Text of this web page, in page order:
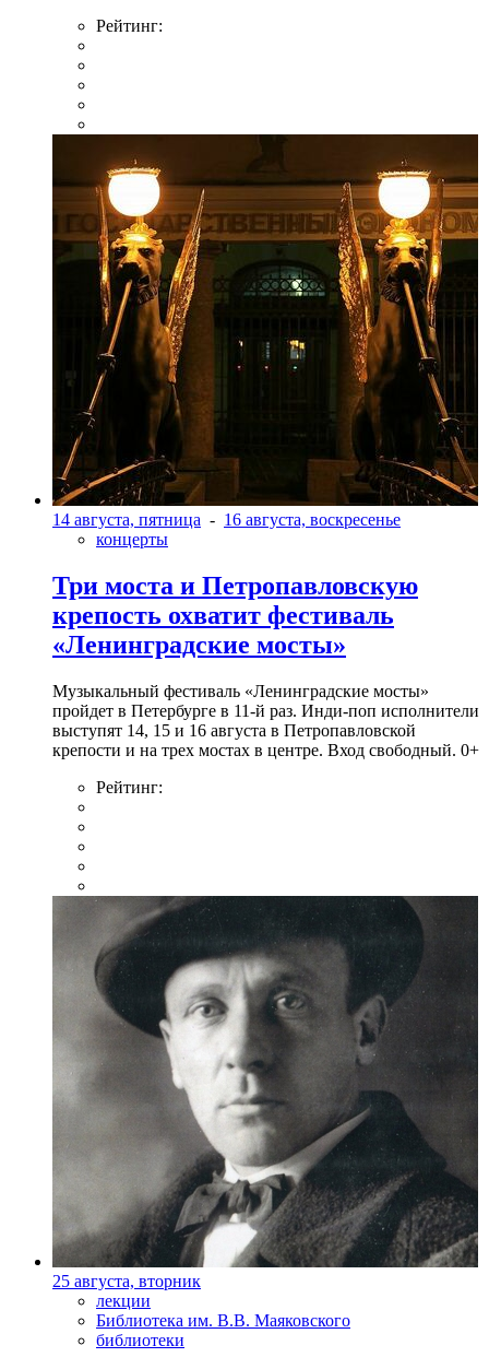
Рейтинг:
14 августа, пятница - 16 августа, воскресенье
концерты
Три моста и Петропавловскую
крепость охватит фестиваль
«Ленинградские мосты»
Музыкальный фестиваль «Ленинградские мосты»
пройдет в Петербурге в 11-й раз. Инди-поп исполнители
выступят 14, 15 и 16 августа в Петропавловской
крепости и на трех мостах в центре. Вход свободный. 0+
Рейтинг:
25 августа, вторник
лекции
Библиотека им. В.В. Маяковского
библиотеки